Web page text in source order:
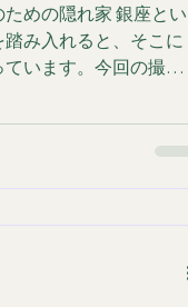
吉井写真事務所で
の内観・外観といっ
の入り口の構え 店内
えるこ
めの隠れ家 銀座とい
み入れると、そこに
います。今回の撮影
ト」というリクエス
伝える、こだわりのラ
回は「影と光のコン
を採用しました。